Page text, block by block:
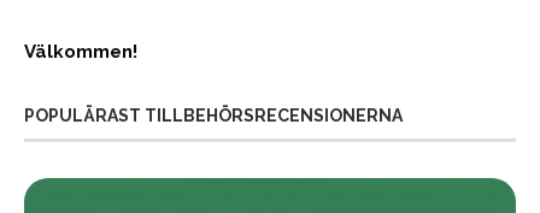
Välkommen!
POPULÄRAST TILLBEHÖRSRECENSIONERNA